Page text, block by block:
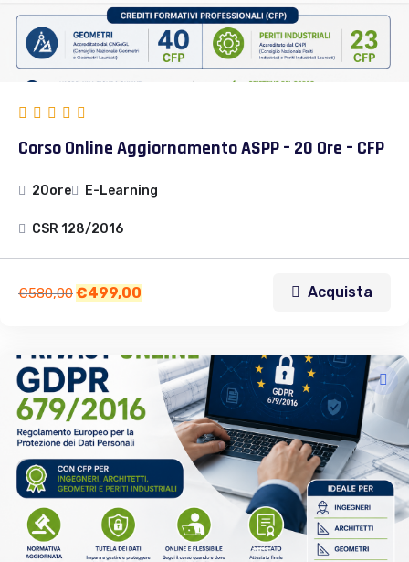
Corso Online Aggiornamento ASPP – 20 Ore – CFP
20ore E-Learning
CSR 128/2016
€580,00€499,00 Acquista